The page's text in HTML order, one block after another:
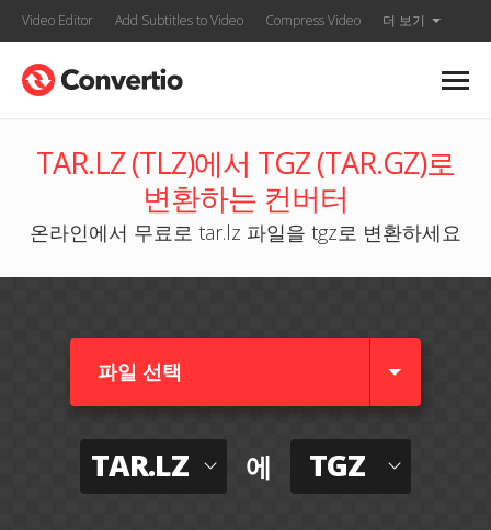
Video Editor Add Subtitles to Video Compress Video 더 보기
TAR.LZ (TLZ)에서 TGZ (TAR.GZ)로
변환하는 컨버터
온라인에서 무료로 tar.lz 파일을 tgz로 변환하세요
파일 선택
TAR.LZ 에 TGZ